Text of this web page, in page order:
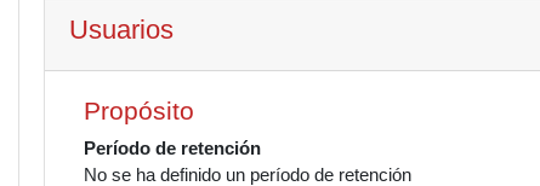
Usuarios
Propósito
Período de retención
No se ha definido un período de retención